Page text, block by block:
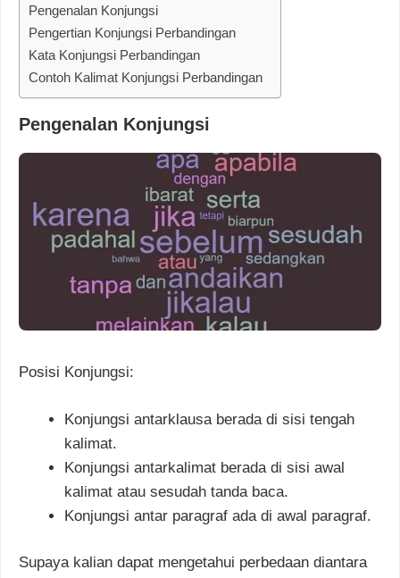
Pengenalan Konjungsi
Pengertian Konjungsi Perbandingan
Kata Konjungsi Perbandingan
Contoh Kalimat Konjungsi Perbandingan
Pengenalan Konjungsi
Posisi Konjungsi:
Konjungsi antarklausa berada di sisi tengah
kalimat.
Konjungsi antarkalimat berada di sisi awal
kalimat atau sesudah tanda baca.
Konjungsi antar paragraf ada di awal paragraf.
Supaya kalian dapat mengetahui perbedaan diantara